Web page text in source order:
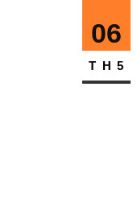
06
TH5